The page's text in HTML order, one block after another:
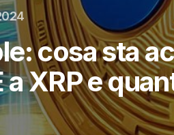
cosa sta
a XRP e